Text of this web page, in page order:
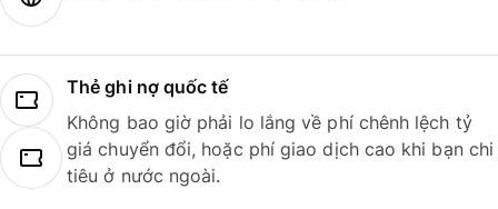
Thẻ ghi nợ quốc tế
Không bao giờ phải lo lắng về phí chênh lệch tỷ
giá chuyển đổi, hoặc phí giao dịch cao khi bạn chi
tiêu ở nước ngoài.